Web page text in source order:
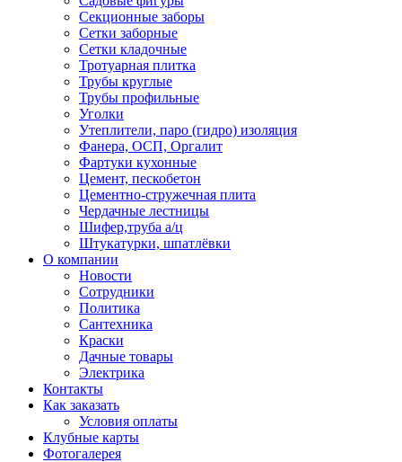
Секционные заборы
Сетки заборные
Сетки кладочные
Тротуарная плитка
Трубы круглые
Трубы профильные
Уголки
Утеплители, паро (гидро) изоляция
Фанера, ОСП, Оргалит
Фартуки кухонные
Цемент, пескобетон
Цементно-стружечная плита
Чердачные лестницы
Шифер,труба а/ц
Штукатурки, шпатлёвки
О компании
Новости
Сотрудники
Политика
Сантехника
Краски
Дачные товары
Электрика
Контакты
Как заказать
Условия оплаты
Клубные карты
Фотогалерея